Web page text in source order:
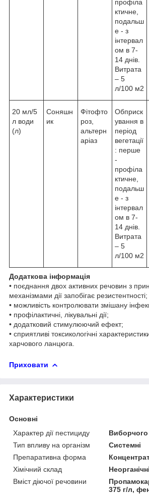
профіла
ктичне,
подальш
е - з
інтервал
ом в 7-
14 днів.
Витрата
– 5
л/100 м2
20 мл/5
л води
(л)
Соняшн
ик
Фітофто
роз,
альтерн
аріаз
Обприск
ування в
період
вегетації
: перше
-
профіла
ктичне,
подальш
е - з
інтервал
ом в 7-
14 днів.
Витрата
– 5
л/100 м2
Додаткова інформація
• поєднання двох активних речовин з
механізмами дії запобігає резистентності;
• можливість контролювати змішану
• профілактичні, лікувальні дії;
• додатковий стимулюючий ефект;
• сприятливі токсикологічні
харчового ланцюга.
Приховати
Характеристики
Основні
Характер дії пестициду
Виборчого
Тип впливу на організм
Системні
Препаративна форма
Хімічний склад
Неорганічні
Вміст діючої речовини
375 г/л,